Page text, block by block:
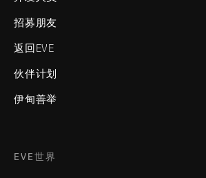
招募朋友
返回EVE
伙伴计划
伊甸善举
EVE世界